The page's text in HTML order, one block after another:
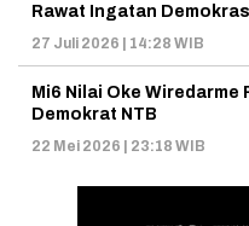
Rawat Ingatan
27 Juli 2026 | 14:28 WIB
Mi6 Nilai Oke
Demokrat NTB
22 Mei 2026 | 23:18 WIB